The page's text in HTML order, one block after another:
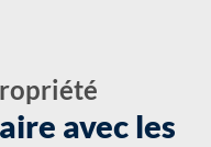
avec les